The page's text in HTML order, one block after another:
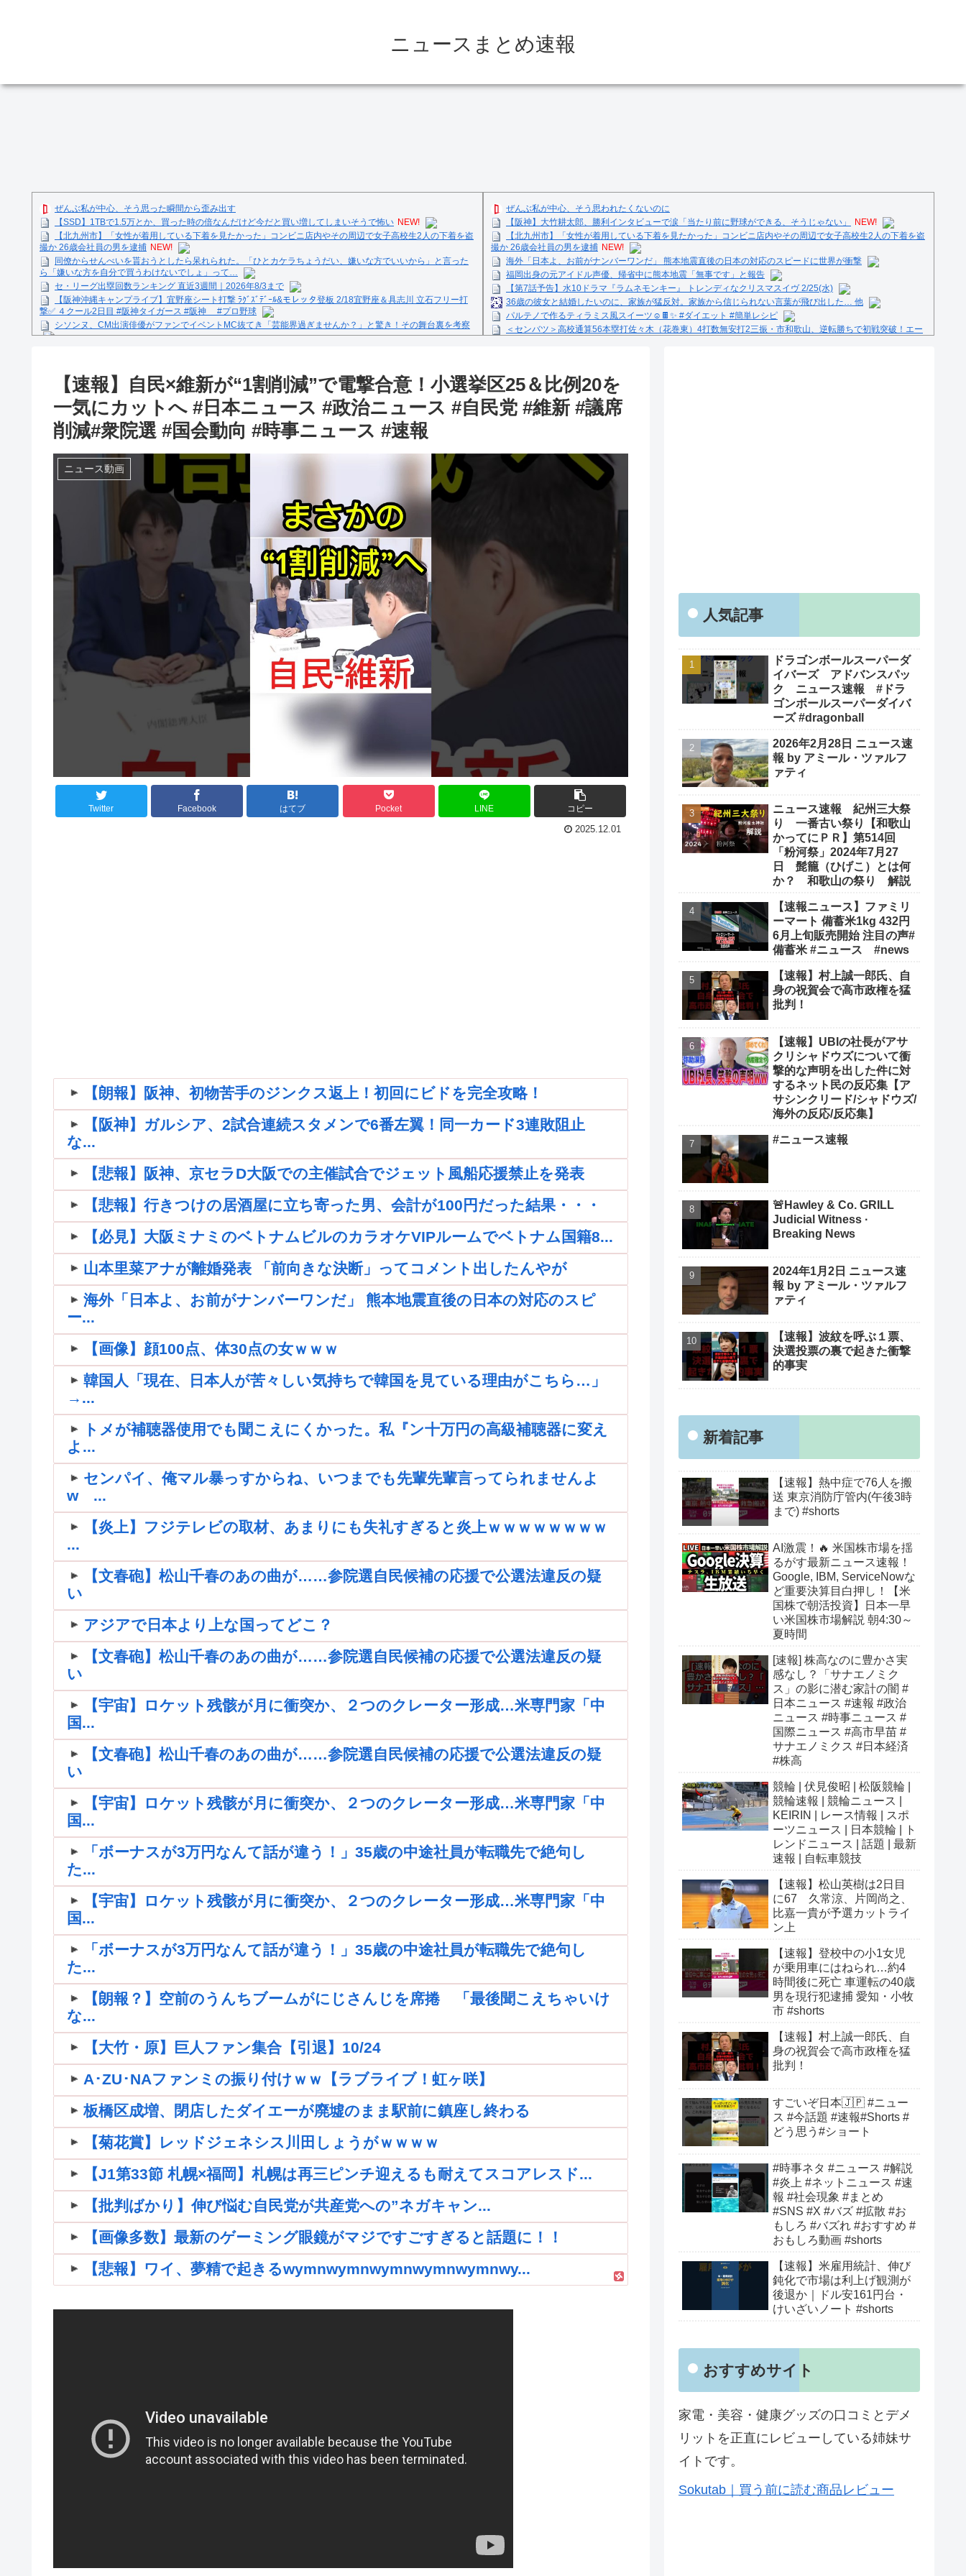
ニュースまとめ速報
ぜんぶ私が中心、そう思った瞬間から歪み出す
【SSD】1TBで1.5万とか、買った時の倍なんだけど今だと買い増してしまいそうで怖い NEW!
【北九州市】「女性が着用している下着を見たかった」コンビニ店内やその周辺で女子高校生2人の下着を盗
撮か 26歳会社員の男を逮捕 NEW!
同僚からせんべいを貰おうとしたら呆れられた。「ひとカケラちょうだい、嫌いな方でいいから」と言った
ら「嫌いな方を自分で買うわけないでしょ」って…
セ・リーグ出塁回数ランキング 直近3週間｜2026年8/3まで
【阪神沖縄キャンプライブ】宜野座シート打撃 ﾗｸﾞｽﾞﾃﾞｰﾙ&モレッタ登板 2/18宜野座＆具志川 立石フリー打
撃✅ ４クール2日目 #阪神タイガース #阪神 #プロ野球
シソンヌ、CM出演俳優がファンでイベントMC抜てき「芸能界過ぎませんか？」と驚き！その舞台裏を考察
糖尿病になる原因、もしも糖尿病にかかってしまったら？
【文春砲】松山千春のあの曲が……参院選自民候補の応援で公選法違反の疑い
Powered by livedoor 相互RSS
ぜんぶ私が中心、そう思われたくないのに
【阪神】大竹耕太郎、勝利インタビューで涙「当たり前に野球ができる、そうじゃない」
NEW!
【北九州市】「女性が着用している下着を見たかった」コンビニ店内やその周辺で女子高校生2人の下着を盗
撮か 26歳会社員の男を逮捕 NEW!
海外「日本よ、お前がナンバーワンだ」 熊本地震直後の日本の対応のスピードに世界が衝撃
福岡出身の元アイドル声優、帰省中に熊本地震「無事です」と報告
【第7話予告】水10ドラマ『ラムネモンキー』 トレンディなクリスマスイヴ 2/25(水)
36歳の彼女と結婚したいのに、家族が猛反対。家族から信じられない言葉が飛び出した… 他
パルテノで作るティラミス風スイーツ☺️🍫✨ #ダイエット #簡単レシピ
＜センバツ＞高校通算56本塁打佐々木（花巻東）4打数無安打2三振・市和歌山、逆転勝ちで初戦突破！エー
【速報】自民×維新が“1割削減”で電撃合意！小選挙区25＆比例20を
一気にカットへ #日本ニュース #政治ニュース #自民党 #維新 #議席
削減#衆院選 #国会動向 #時事ニュース #速報
ニュース動画
Twitter Facebook はてブ Pocket LINE コピー
2025.12.01
【朗報】阪神、初物苦手のジンクス返上！初回にビドを完全攻略！
【阪神】ガルシア、2試合連続スタメンで6番左翼！同一カード3連敗阻止
な...
【悲報】阪神、京セラD大阪での主催試合でジェット風船応援禁止を発表
【悲報】行きつけの居酒屋に立ち寄った男、会計が100円だった結果・・・
【必見】大阪ミナミのベトナムビルのカラオケVIPルームでベトナム国籍8...
山本里菜アナが離婚発表 「前向きな決断」ってコメント出したんやが
海外「日本よ、お前がナンバーワンだ」 熊本地震直後の日本の対応のスピ
ー...
【画像】顔100点、体30点の女ｗｗｗ
韓国人「現在、日本人が苦々しい気持ちで韓国を見ている理由がこちら…」
→...
トメが補聴器使用でも聞こえにくかった。私『ン十万円の高級補聴器に変え
よ...
センパイ、俺マル暴っすからね、いつまでも先輩先輩言ってられませんよ
w ...
【炎上】フジテレビの取材、あまりにも失礼すぎると炎上ｗｗｗｗｗｗｗｗ
...
【文春砲】松山千春のあの曲が……参院選自民候補の応援で公選法違反の疑
い
アジアで日本より上な国ってどこ？
【文春砲】松山千春のあの曲が……参院選自民候補の応援で公選法違反の疑
い
【宇宙】ロケット残骸が月に衝突か、２つのクレーター形成…米専門家「中
国...
【文春砲】松山千春のあの曲が……参院選自民候補の応援で公選法違反の疑
い
【宇宙】ロケット残骸が月に衝突か、２つのクレーター形成…米専門家「中
国...
「ボーナスが3万円なんて話が違う！」35歳の中途社員が転職先で絶句し
た...
【宇宙】ロケット残骸が月に衝突か、２つのクレーター形成…米専門家「中
国...
「ボーナスが3万円なんて話が違う！」35歳の中途社員が転職先で絶句し
た...
【朗報？】空前のうんちブームがにじさんじを席捲 「最後聞こえちゃいけ
な...
【大竹・原】巨人ファン集合【引退】10/24
A･ZU･NAファンミの振り付けｗｗ【ラブライブ！虹ヶ咲】
板橋区成増、閉店したダイエーが廃墟のまま駅前に鎮座し終わる
【菊花賞】レッドジェネシス川田しょうがｗｗｗｗ
【J1第33節 札幌×福岡】札幌は再三ピンチ迎えるも耐えてスコアレスド...
【批判ばかり】伸び悩む自民党が共産党への”ネガキャン...
【画像多数】最新のゲーミング眼鏡がマジですごすぎると話題に！！
【悲報】ワイ、夢精で起きるwymnwymnwymnwymnwymnwy...
人気記事
ドラゴンボールスーパーダ
イバーズ アドバンスパッ
ク ニュース速報 #ドラ
ゴンボールスーパーダイバ
ーズ #dragonball
2026年2月28日 ニュース速
報 by アミール・ツァルフ
ァティ
ニュース速報 紀州三大祭
り 一番古い祭り【和歌山
かってにＰＲ】第514回
「粉河祭」2024年7月27
日 髭籠（ひげこ）とは何
か？ 和歌山の祭り 解説
【速報ニュース】ファミリ
ーマート 備蓄米1kg 432円
6月上旬販売開始 注目の声#
備蓄米 #ニュース #news
【速報】村上誠一郎氏、自
身の祝賀会で高市政権を猛
批判！
【速報】UBIの社長がアサ
クリシャドウズについて衝
撃的な声明を出した件に対
するネット民の反応集【ア
サシンクリード/シャドウズ/
海外の反応/反応集】
#ニュース速報
🚨Hawley & Co. GRILL
Judicial Witness ·
Breaking News
2024年1月2日 ニュース速
報 by アミール・ツァルフ
ァティ
【速報】波紋を呼ぶ１票、
決選投票の裏で起きた衝撃
的事実
新着記事
【速報】熱中症で76人を搬
送 東京消防庁管内(午後3時
まで) #shorts
AI激震！🔥 米国株市場を揺
るがす最新ニュース速報！
Google, IBM, ServiceNowな
ど重要決算目白押し！【米
国株で朝活投資】日本一早
い米国株市場解説 朝4:30～
夏時間
[速報] 株高なのに豊かさ実
感なし？「サナエノミク
ス」の影に潜む家計の闇 #
日本ニュース #速報 #政治
ニュース #時事ニュース #
国際ニュース #高市早苗 #
サナエノミクス #日本経済
#株高
競輪 | 伏見俊昭 | 松阪競輪 |
競輪速報 | 競輪ニュース |
KEIRIN | レース情報 | スポ
ーツニュース | 日本競輪 | ト
レンドニュース | 話題 | 最新
速報 | 自転車競技
【速報】松山英樹は2日目
に67 久常涼、片岡尚之、
比嘉一貴が予選カットライ
ン上
【速報】登校中の小1女児
が乗用車にはねられ…約4
時間後に死亡 車運転の40歳
男を現行犯逮捕 愛知・小牧
市 #shorts
【速報】村上誠一郎氏、自
身の祝賀会で高市政権を猛
批判！
すごいぞ日本🇯🇵 #ニュー
ス #今話題 #速報#Shorts #
どう思う#ショート
#時事ネタ #ニュース #解説
#炎上 #ネットニュース #速
報 #社会現象 #まとめ
#SNS #X #バズ #拡散 #お
もしろ #バズれ #おすすめ #
おもしろ動画 #shorts
【速報】米雇用統計、伸び
鈍化で市場は利上げ観測が
後退か｜ドル安161円台・
けいざいノート #shorts
おすすめサイト
家電・美容・健康グッズの口コミとデメ
リットを正直にレビューしている姉妹サ
イトです。
Sokutab｜買う前に読む商品レビュー